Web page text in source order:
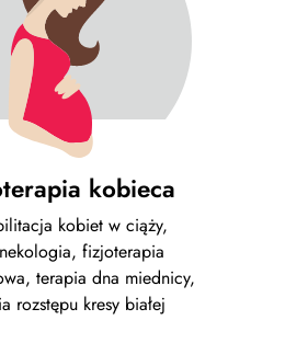
kobieca
kobiet w ciąży,
fizjoterapia
terapia dna miednicy,
rozstępu kresy białej